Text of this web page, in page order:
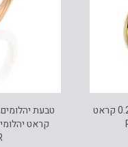
טבעת יהלומים, זהב 14K משובצת 0.25 קראט
קראט